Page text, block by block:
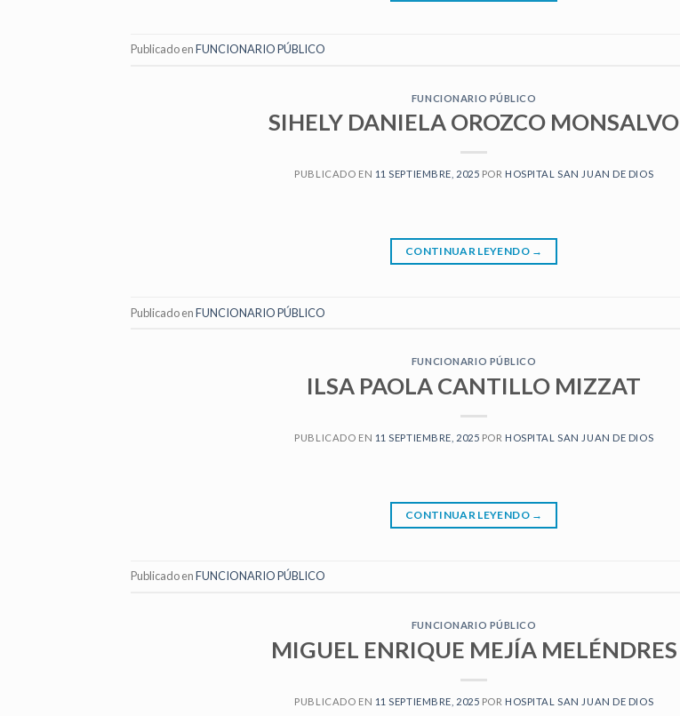
Publicado enFUNCIONARIO PÚBLICO
FUNCIONARIO PÚBLICO
SIHELY DANIELA OROZCO MONSALVO
PUBLICADO EN 11 SEPTIEMBRE, 2025 POR HOSPITAL SAN JUAN DE DIOS
CONTINUAR LEYENDO →
Publicado enFUNCIONARIO PÚBLICO
FUNCIONARIO PÚBLICO
ILSA PAOLA CANTILLO MIZZAT
PUBLICADO EN 11 SEPTIEMBRE, 2025 POR HOSPITAL SAN JUAN DE DIOS
CONTINUAR LEYENDO →
Publicado enFUNCIONARIO PÚBLICO
FUNCIONARIO PÚBLICO
MIGUEL ENRIQUE MEJÍA MELÉNDRES
PUBLICADO EN 11 SEPTIEMBRE, 2025 POR HOSPITAL SAN JUAN DE DIOS